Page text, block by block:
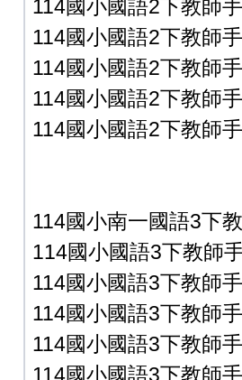
114國小國語2下教師
114國小國語2下教師
114國小國語2下教師
114國小國語2下教師
114國小國語2下教師
114國小南一國語3下
114國小國語3下教師
114國小國語3下教師
114國小國語3下教師
114國小國語3下教師
114國小國語3下教師